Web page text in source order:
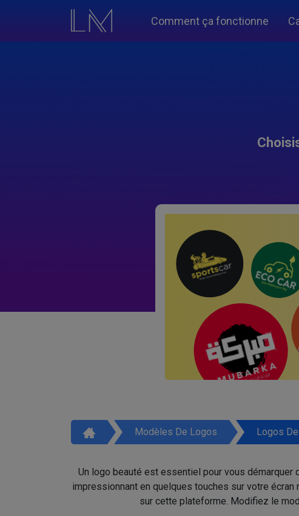
Comment ça fonctionne
Modèles De Logos Logos
Un logo beauté est essentiel pour vous démarquer
impressionnant en quelques touches sur votre
sur cette plateforme. Modifiez le